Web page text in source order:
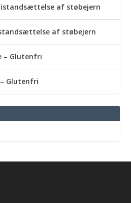
istandsættelse af støbejern
af støbejern
– Glutenfri
Glutenfri